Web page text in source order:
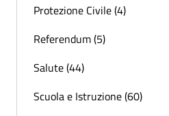
Protezione Civile (4)
Referendum (5)
Salute (44)
Scuola e Istruzione (60)